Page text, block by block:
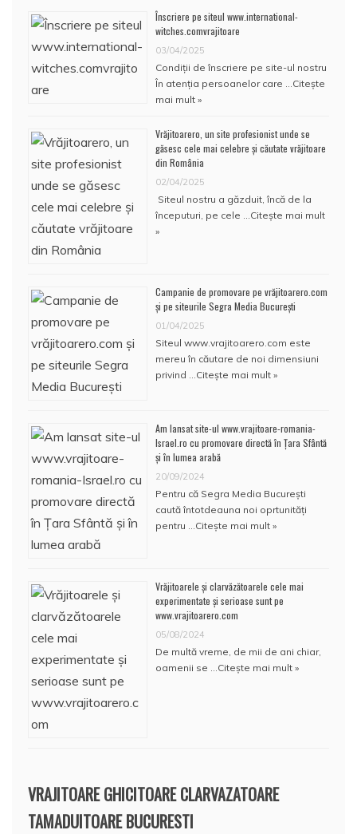
Înscriere pe siteul www.international-
witches.comvrajitoare
03/04/2025
Condiţii de înscriere pe site-ul nostru
În atenţia persoanelor care … Citește
mai mult »
Vrăjitoarero, un site profesionist unde se
găsesc cele mai celebre și căutate vrăjitoare
din România
02/04/2025
Siteul nostru a găzduit, încă de la
începuturi, pe cele … Citește mai mult
»
Campanie de promovare pe vrăjitoarero.com
și pe siteurile Segra Media București
01/04/2025
Siteul www.vrajitoarero.com este
mereu în căutare de noi dimensiuni
privind … Citește mai mult »
Am lansat site-ul www.vrajitoare-romania-
Israel.ro cu promovare directă în Țara Sfântă
și în lumea arabă
20/09/2024
Pentru că Segra Media București
caută întotdeauna noi oprtunități
pentru … Citește mai mult »
Vrăjitoarele și clarvăzătoarele cele mai
experimentate și serioase sunt pe
www.vrajitoarero.com
05/08/2024
De multă vreme, de mii de ani chiar,
oamenii se … Citește mai mult »
VRAJITOARE GHICITOARE CLARVAZATOARE
TAMADUITOARE BUCURESTI